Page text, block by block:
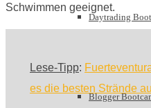
Daytrading
Blogger
Schwimmen geeignet.
Lese-Tipp:
es die besten Strände